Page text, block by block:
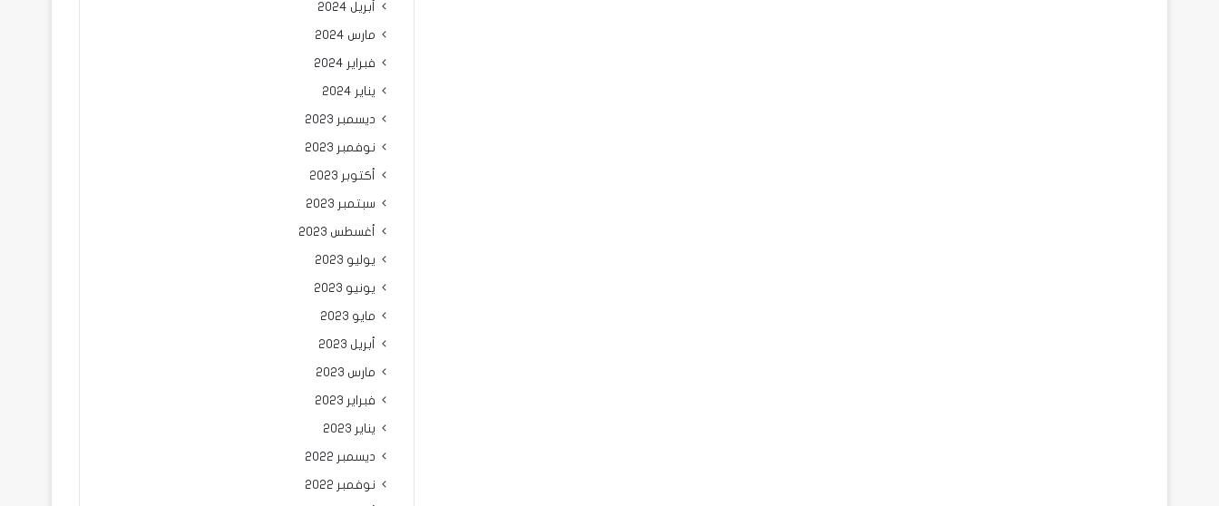
أبريل 2024
مارس 2024
فبراير 2024
يناير 2024
ديسمبر 2023
نوفمبر 2023
أكتوبر 2023
سبتمبر 2023
أغسطس 2023
يوليو 2023
يونيو 2023
مايو 2023
أبريل 2023
مارس 2023
فبراير 2023
يناير 2023
ديسمبر 2022
نوفمبر 2022